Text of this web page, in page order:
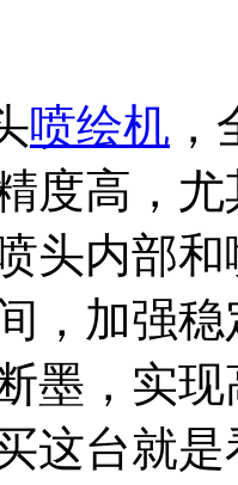
喷绘机
度高，
头内部
，加强
墨，实
这台就